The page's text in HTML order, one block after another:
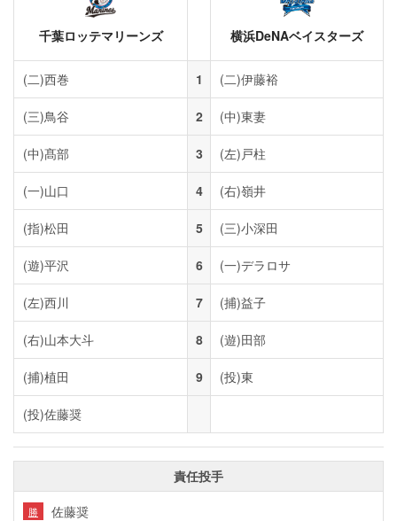
千葉ロッテマリーンズ 横浜DeNAベイスターズ
(二)西巻 1 (二)伊藤裕
(三)鳥谷 2 (中)東妻
(中)髙部 3 (左)戸柱
(一)山口 4 (右)嶺井
(指)松田 5 (三)小深田
(遊)平沢 6 (一)デラロサ
(左)西川 7 (捕)益子
(右)山本大斗 8 (遊)田部
(捕)植田 9 (投)東
(投)佐藤奨
責任投手
勝 佐藤奨